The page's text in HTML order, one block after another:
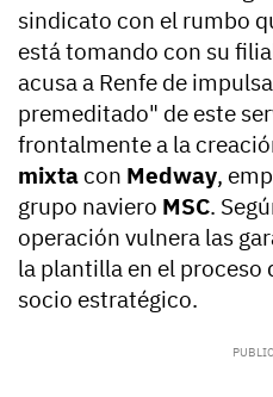
sindicato con el rumbo
está tomando con su
acusa a Renfe de
premeditado" de este
frontalmente a la
mixta con Medway,
grupo naviero MSC.
operación vulnera las
la plantilla en el proceso
socio estratégico.